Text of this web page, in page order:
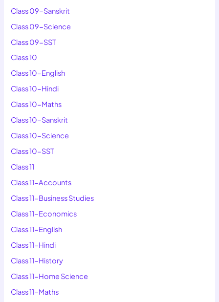
Class 09-Sanskrit
Class 09-Science
Class 09-SST
Class 10
Class 10-English
Class 10-Hindi
Class 10-Maths
Class 10-Sanskrit
Class 10-Science
Class 10-SST
Class 11
Class 11-Accounts
Class 11-Business Studies
Class 11-Economics
Class 11-English
Class 11-Hindi
Class 11-History
Class 11-Home Science
Class 11-Maths